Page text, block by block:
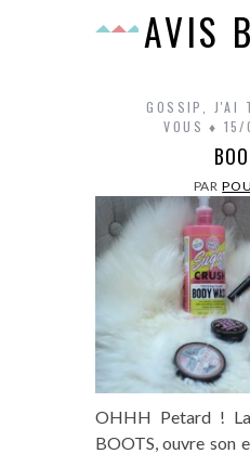
AVIS
GOSSIP
J'AI
VOUS
PAR
OHHH Petard !
BOOTS, ouvre son